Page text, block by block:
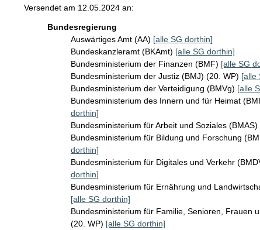
Versendet am 12.05.2024 an:
Bundesregierung
Auswärtiges Amt (AA) [alle SG dorthin]
Bundeskanzleramt (BKAmt) [alle SG dorthin]
Bundesministerium der Finanzen (BMF) [alle SG
Bundesministerium der Justiz (BMJ) (20. WP) [alle
Bundesministerium der Verteidigung (BMVg) [alle
Bundesministerium des Innern und für Heimat
dorthin]
Bundesministerium für Arbeit und Soziales (BMAS)
Bundesministerium für Bildung und Forschung
dorthin]
Bundesministerium für Digitales und Verkehr
dorthin]
Bundesministerium für Ernährung und
[alle SG dorthin]
Bundesministerium für Familie, Senioren, Frauen
(20. WP) [alle SG dorthin]